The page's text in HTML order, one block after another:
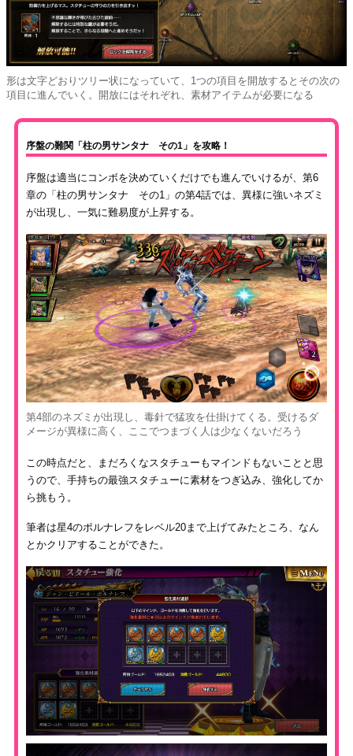
形は文字どおりツリー状になっていて、1つの項目を開放するとその次の
項目に進んでいく。開放にはそれぞれ、素材アイテムが必要になる
序盤の難関「柱の男サンタナ その1」を攻略！
序盤は適当にコンボを決めていくだけでも進んでいけるが、第6
章の「柱の男サンタナ その1」の第4話では、異様に強いネズミ
が出現し、一気に難易度が上昇する。
第4部のネズミが出現し、毒針で猛攻を仕掛けてくる。受けるダ
メージが異様に高く、ここでつまづく人は少なくないだろう
この時点だと、まだろくなスタチューもマインドもないことと思
うので、手持ちの最強スタチューに素材をつぎ込み、強化してか
ら挑もう。
筆者は星4のポルナレフをレベル20まで上げてみたところ、なん
とかクリアすることができた。